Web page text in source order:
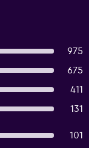
975
675
411
131
101